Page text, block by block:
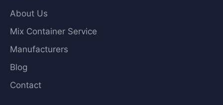
About Us
Mix Container Service
Manufacturers
Blog
Contact